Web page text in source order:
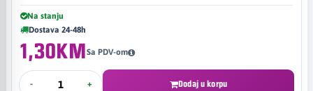
Na stanju
Dostava 24-48h
1,30KMSa PDV-om
- + Dodaj u korpu